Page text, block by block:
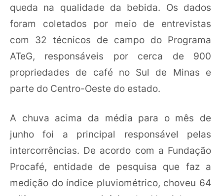
queda na qualidade da bebida. Os dados
foram coletados por meio de entrevistas
com 32 técnicos de campo do Programa
ATeG, responsáveis por cerca de 900
propriedades de café no Sul de Minas e
parte do Centro-Oeste do estado.
A chuva acima da média para o mês de
junho foi a principal responsável pelas
intercorrências. De acordo com a Fundação
Procafé, entidade de pesquisa que faz a
medição do índice pluviométrico, choveu 64